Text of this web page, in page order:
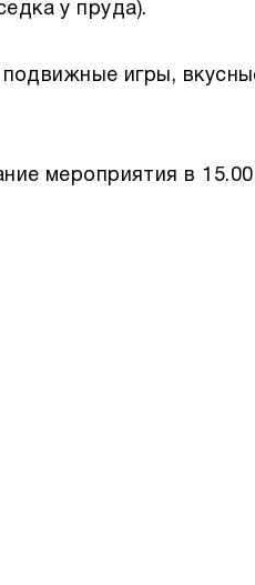
у пруда).
игры,
мероприятия в 15.00